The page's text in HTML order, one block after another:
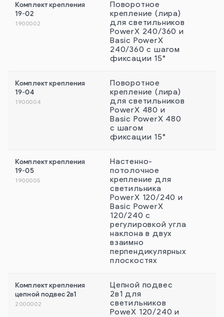
Комплект крепления
19-02
1900002
Поворотное
крепление (лира)
для светильников
PowerX 240/360 и
Basic PowerX
240/360 с шагом
фиксации 15°
Комплект крепления
19-04
1900004
Поворотное
крепление (лира)
для светильников
PowerX 480 и
Basic PowerX 480
с шагом
фиксации 15°
Комплект крепления
19-05
1900005
Настенно-
потолочное
крепление для
светильника
PowerX 120/240 и
Basic PowerX
120/240 с
регулировкой угла
наклона в двух
взаимно
перпендикулярных
плоскостях
Комплект крепления
цепной подвес 2в1
2000002
Цепной подвес
2в1 для
светильников
PoweX 120/240 и